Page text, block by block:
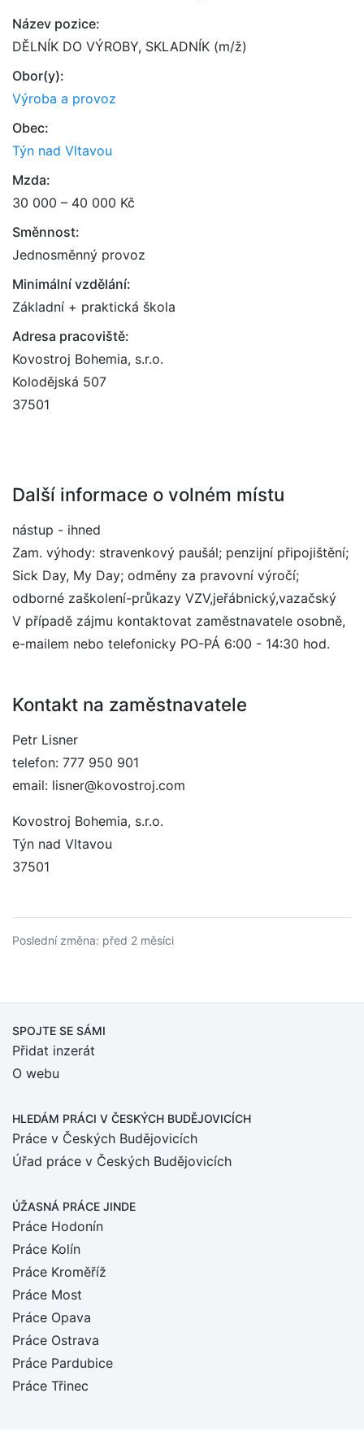
Název pozice:
DĚLNÍK DO VÝROBY, SKLADNÍK (m/ž)
Obor(y):
Výroba a provoz
Obec:
Týn nad Vltavou
Mzda:
30 000 – 40 000 Kč
Směnnost:
Jednosměnný provoz
Minimální vzdělání:
Základní + praktická škola
Adresa pracoviště:
Kovostroj Bohemia, s.r.o.
Kolodějská 507
37501
Další informace o volném místu
nástup - ihned
Zam. výhody: stravenkový paušál; penzijní připojištění;
Sick Day, My Day; odměny za pravovní výročí;
odborné zaškolení-průkazy VZV,jeřábnický,vazačský
V případě zájmu kontaktovat zaměstnavatele osobně,
e-mailem nebo telefonicky PO-PÁ 6:00 - 14:30 hod.
Kontakt na zaměstnavatele
Petr Lisner
telefon: 777 950 901
email: lisner@kovostroj.com
Kovostroj Bohemia, s.r.o.
Týn nad Vltavou
37501
Poslední změna: před 2 měsíci
SPOJTE SE SÁMI
Přidat inzerát
O webu
HLEDÁM PRÁCI V ČESKÝCH BUDĚJOVICÍCH
Práce v Českých Budějovicích
Úřad práce v Českých Budějovicích
ÚŽASNÁ PRÁCE JINDE
Práce Hodonín
Práce Kolín
Práce Kroměříž
Práce Most
Práce Opava
Práce Ostrava
Práce Pardubice
Práce Třinec